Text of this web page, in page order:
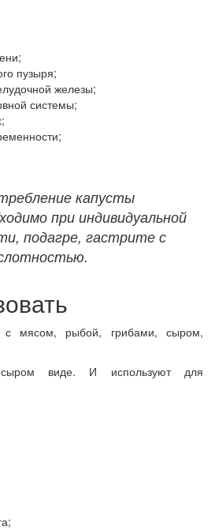
пузыря;
железы;
системы;
капусты
при индивидуальной
подагре, гастрите с
с мясом, рыбой, грибами, сыром,
виде. И используют для